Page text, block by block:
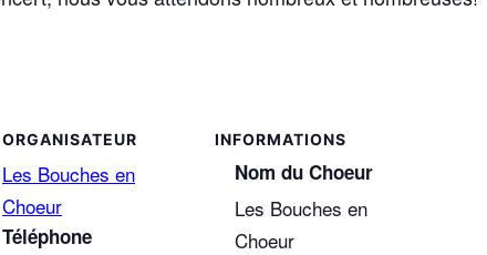
ORGANISATEUR
Les Bouches en
Choeur
Téléphone
Nom du Choeur
Les Bouches en
Choeur